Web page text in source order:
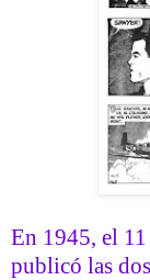
En 1945, el
publicó las